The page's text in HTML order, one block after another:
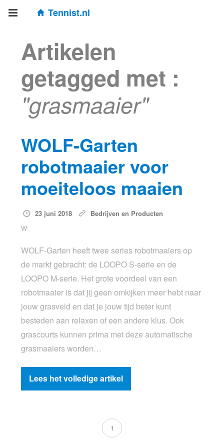
Tennist.nl
Artikelen
getagged met :
"grasmaaier"
WOLF-Garten
robotmaaier voor
moeiteloos maaien
23 juni 2018
Bedrijven en Producten
W
WOLF-Garten heeft twee series robotmaaiers op
de markt gebracht: de LOOPO S-serie en de
LOOPO M-serie. Het grote voordeel van een
robotmaaier is dat jij geen omkijken meer hebt naar
jouw grasveld en dat je jouw tijd beter kunt
besteden aan relaxen of een andere klus. Ook
grascourts kunnen prima met deze automatische
grasmaaiers worden…
Lees het volledige artikel
1